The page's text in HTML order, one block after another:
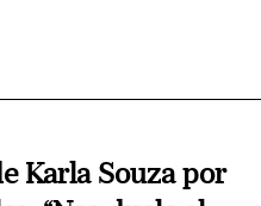
Karla Souza por